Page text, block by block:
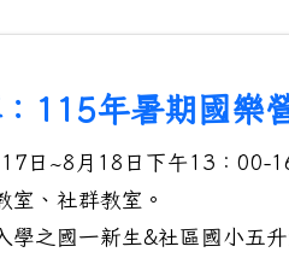
115年暑期國樂
日~8月18日下午13：00-
室、社群教室。
學之國一新生&社區國小五